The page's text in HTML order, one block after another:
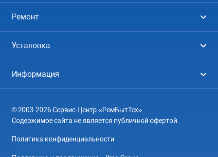
Ремонт
Посудомоечные машины
Кондиционеры
Варочные панели
Установка
Кондиционеры
Информация
География
© 2003-2026 Сервис-Центр «РемБытТех»
Содержимое сайта не является публичной офертой
Политика конфиденциальности